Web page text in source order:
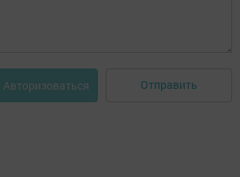
Авторизоваться Отправить